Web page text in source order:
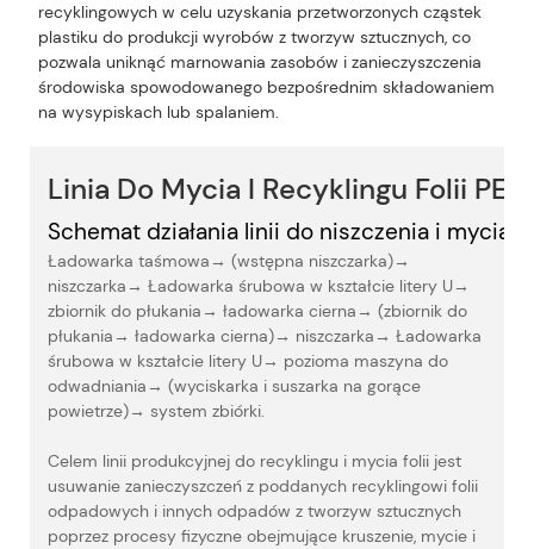
recyklingowych w celu uzyskania przetworzonych cząstek
plastiku do produkcji wyrobów z tworzyw sztucznych, co
pozwala uniknąć marnowania zasobów i zanieczyszczenia
środowiska spowodowanego bezpośrednim składowaniem
na wysypiskach lub spalaniem.
Linia Do Mycia I Recyklingu Folii PE
Schemat działania linii do niszczenia i mycia
Ładowarka taśmowa → (wstępna niszczarka)→
niszczarka → Ładowarka śrubowa w kształcie litery U→
zbiornik do płukania → ładowarka cierna → (zbiornik do
płukania → ładowarka cierna)→ niszczarka → Ładowarka
śrubowa w kształcie litery U→ pozioma maszyna do
odwadniania → (wyciskarka i suszarka na gorące
powietrze)→ system zbiórki.
Celem linii produkcyjnej do recyklingu i mycia folii jest
usuwanie zanieczyszczeń z poddanych recyklingowi folii
odpadowych i innych odpadów z tworzyw sztucznych
poprzez procesy fizyczne obejmujące kruszenie, mycie i